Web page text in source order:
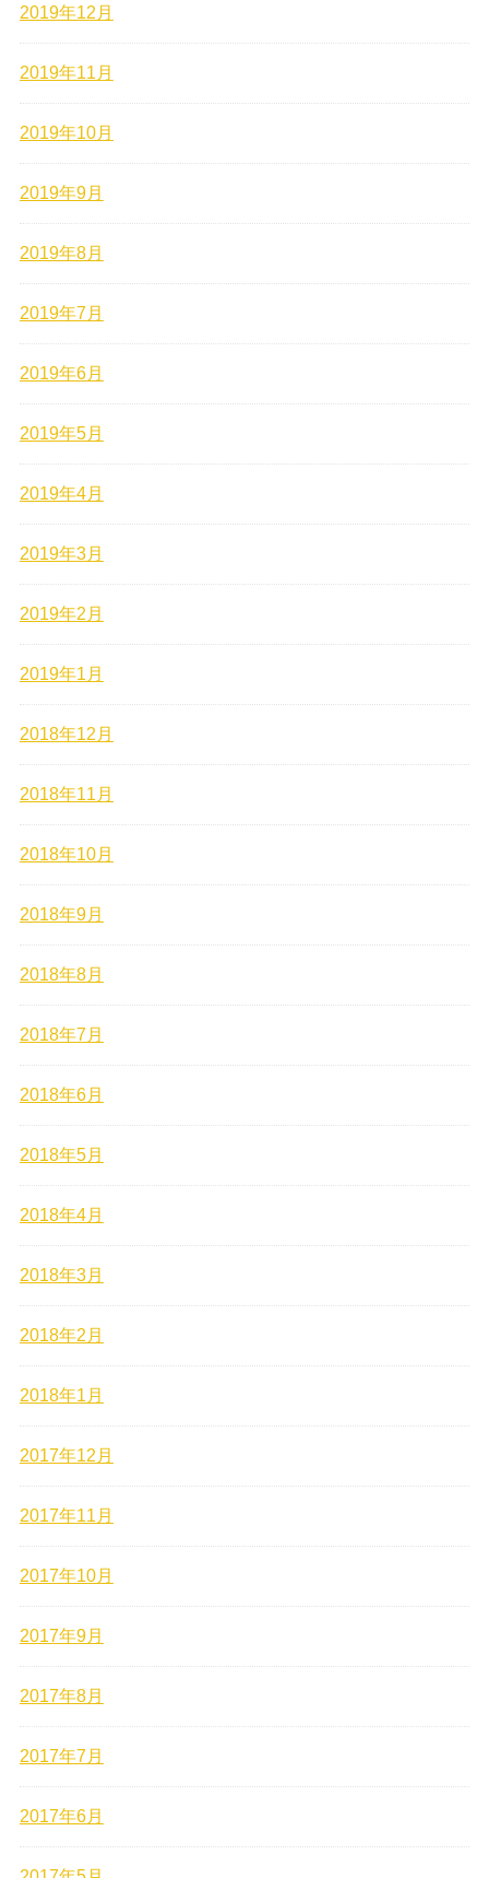
2019年12月
2019年11月
2019年10月
2019年9月
2019年8月
2019年7月
2019年6月
2019年5月
2019年4月
2019年3月
2019年2月
2019年1月
2018年12月
2018年11月
2018年10月
2018年9月
2018年8月
2018年7月
2018年6月
2018年5月
2018年4月
2018年3月
2018年2月
2018年1月
2017年12月
2017年11月
2017年10月
2017年9月
2017年8月
2017年7月
2017年6月